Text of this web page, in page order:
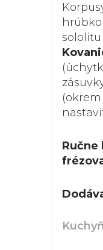
sololitu
Ručne